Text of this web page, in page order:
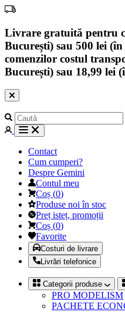
Livrare gratuită pentru
București) sau 500 lei
comenzilor costul
București) sau 18,99 lei
Contact
Cum cumperi?
Despre Gemini
Contul meu
Coș (0)
Produse noi în stoc
Preț isteț, promoții
Coș (0)
Favorite
Costuri de livrare
Livrări telefonice
Categorii produse
PRO MODELISM
PACHETE